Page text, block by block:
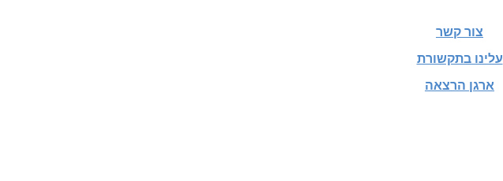
צור קשר
עלינו בתקשורת
ארגן הרצאה